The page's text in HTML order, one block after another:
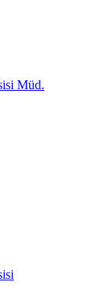
Müd.